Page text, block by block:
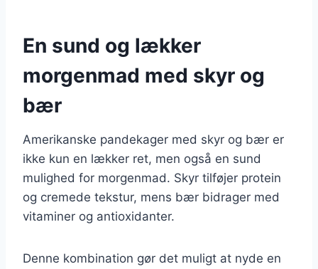
En sund og lækker
morgenmad med skyr og
bær
Amerikanske pandekager med skyr og bær er
ikke kun en lækker ret, men også en sund
mulighed for morgenmad. Skyr tilføjer protein
og cremede tekstur, mens bær bidrager med
vitaminer og antioxidanter.
Denne kombination gør det muligt at nyde en